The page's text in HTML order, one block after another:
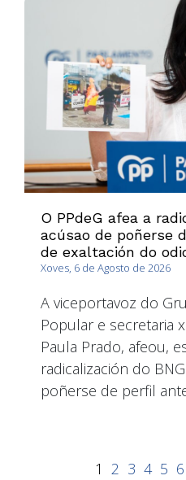
O PPdeG afea a
acúsao de poñerse
de exaltación do
Xoves, 6 de Agosto de 2026
A viceportavoz do
Popular e secretaria
Paula Prado, afeou,
radicalización do
poñerse de perfil
1 2 3 4 5 6